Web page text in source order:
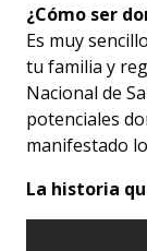
¿Cómo ser
Es muy
tu familia y
Nacional de
potenciales
manifestado
La historia